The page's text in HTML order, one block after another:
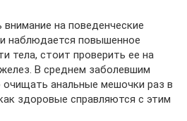
на поведенческие
наблюдается повышенное
тела, стоит проверить ее на
В среднем заболевшим
анальные мешочки раз в
здоровые справляются с этим